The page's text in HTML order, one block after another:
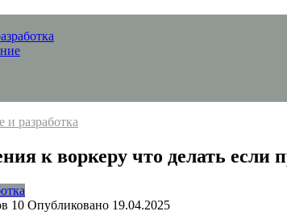
разработка
к воркеру что делать если
10 Опубликовано 19.04.2025